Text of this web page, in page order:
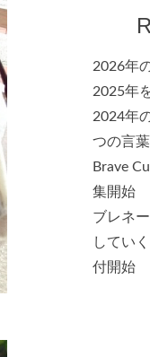
2026年
2025年
2024年
つの言葉
Brave
集開始
ブレネ
してい
付開始